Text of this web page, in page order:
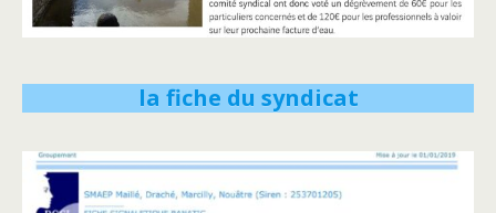
la fiche du syndicat